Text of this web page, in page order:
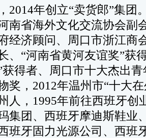
年创立“卖货郎”集团
南省海外文化交流协会副
经济顾问、周口市浙江商
、“河南省黄河友谊奖”获
得者、周口市十大杰出
奖，2012年温州市“十大
人，1995年前往西班牙创
集团、西班牙摩迪斯鞋业
班牙固力光源公司、西班